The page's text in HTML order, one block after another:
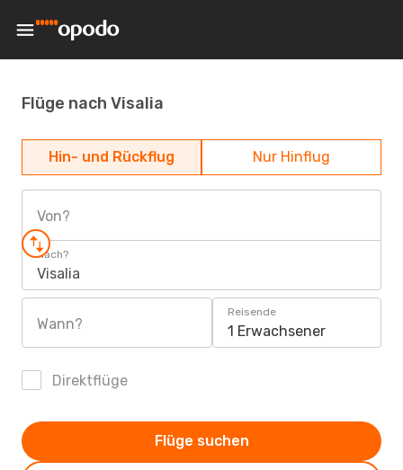
Flüge nach Visalia
Hin- und Rückflug Nur Hinflug
Von?
Nach?
Visalia
Wann?
Reisende
1 Erwachsener
Direktflüge
Flüge suchen